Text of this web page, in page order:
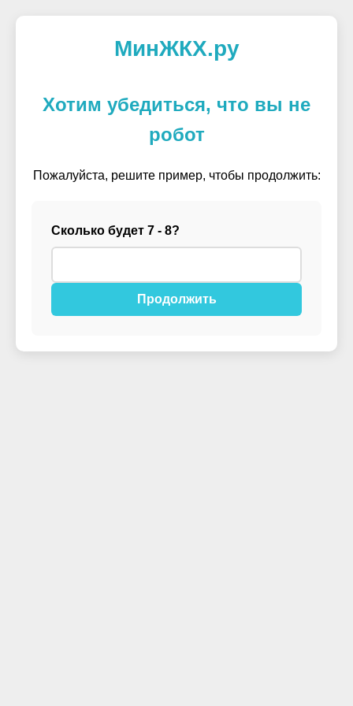
МинЖКХ.ру
Хотим убедиться, что вы не
робот
Пожалуйста, решите пример, чтобы продолжить:
Сколько будет 7 - 8?
Продолжить